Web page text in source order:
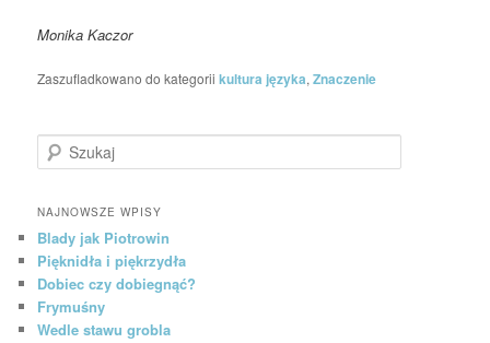
Monika Kaczor
Zaszufladkowano do kategorii kultura języka,Znaczenie
Szukaj
NAJNOWSZE WPISY
Blady jak Piotrowin
Pięknidła i piękrzydła
Dobiec czy dobiegnąć?
Frymuśny
Wedle stawu grobla